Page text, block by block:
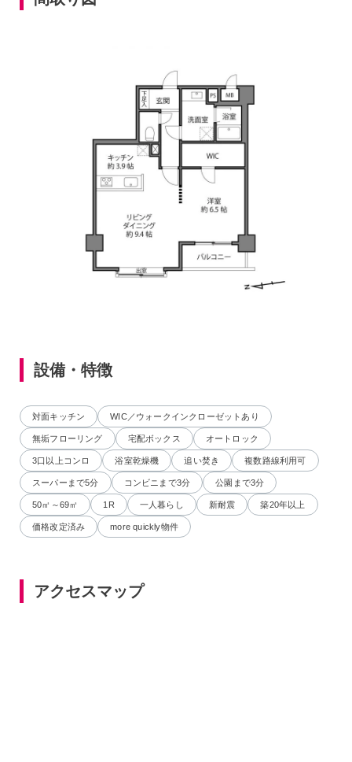
設備・特徴
対面キッチン WIC／ウォークインクローゼットあり
無垢フローリング 宅配ボックス オートロック
3口以上コンロ 浴室乾燥機 追い焚き 複数路線利用可
スーパーまで5分 コンビニまで3分 公園まで3分
50㎡～69㎡ 1R 一人暮らし 新耐震 築20年以上
価格改定済み more quickly物件
アクセスマップ